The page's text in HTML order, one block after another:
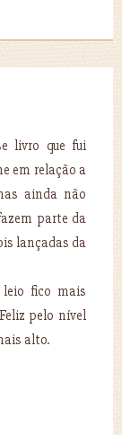
livro que fui
em relação a
ainda não
parte da
lançadas da
leio fico mais
pelo nível
alto.